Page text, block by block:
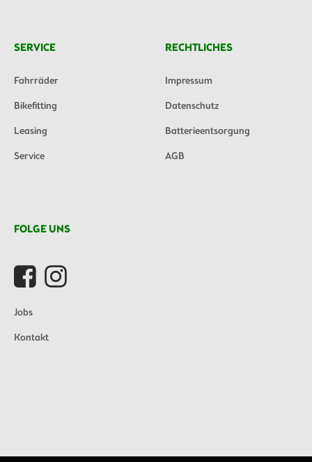
SERVICE
Fahrräder
Bikefitting
Leasing
Service
RECHTLICHES
Impressum
Datenschutz
Batterieentsorgung
AGB
FOLGE UNS
Jobs
Kontakt